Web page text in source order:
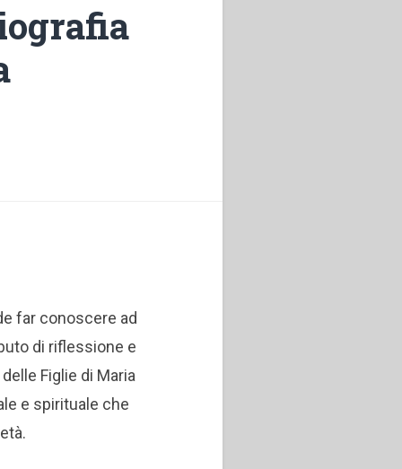
far conoscere ad
di riflessione e
Figlie di Maria
e spirituale che